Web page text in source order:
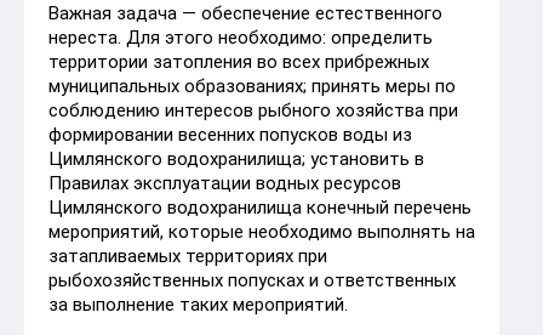
Важная задача — обеспечение естественного
нереста. Для этого необходимо: определить
территории затопления во всех прибрежных
муниципальных образованиях; принять меры по
соблюдению интересов рыбного хозяйства при
формировании весенних попусков воды из
Цимлянского водохранилища; установить в
Правилах эксплуатации водных ресурсов
Цимлянского водохранилища конечный перечень
мероприятий, которые необходимо выполнять на
затапливаемых территориях при
рыбохозяйственных попусках и ответственных
за выполнение таких мероприятий.